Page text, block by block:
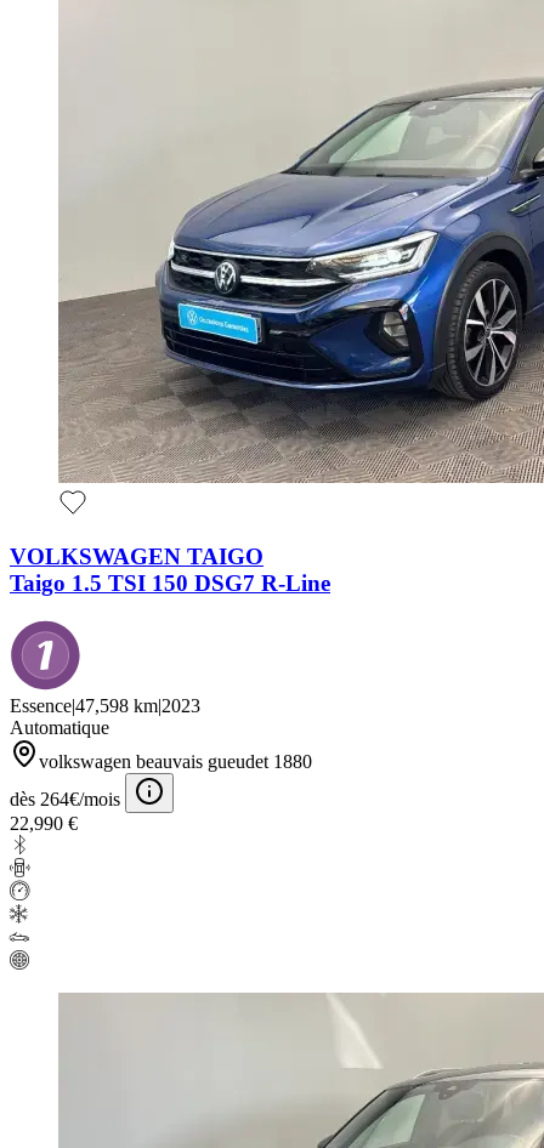
VOLKSWAGEN TAIGO
Taigo 1.5 TSI 150 DSG7 R-Line
Essence|47,598 km|2023
Automatique
volkswagen beauvais gueudet 1880
dès 264€/mois
22,990 €